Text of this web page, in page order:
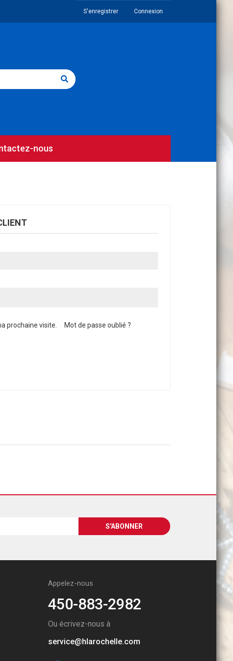
S'enregistrer Connexion
nous
prochaine visite. Mot de passe oublié ?
Appelez-nous
450-883-2982
Ou écrivez-nous à
service@hlarochelle.com